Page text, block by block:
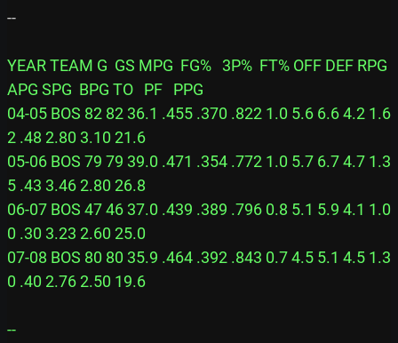
--
YEAR TEAM G  GS MPG  FG%   3P%  FT% OFF DEF RPG
APG SPG  BPG TO   PF   PPG
04-05 BOS 82 82 36.1 .455 .370 .822 1.0 5.6 6.6 4.2 1.6
2 .48 2.80 3.10 21.6
05-06 BOS 79 79 39.0 .471 .354 .772 1.0 5.7 6.7 4.7 1.3
5 .43 3.46 2.80 26.8
06-07 BOS 47 46 37.0 .439 .389 .796 0.8 5.1 5.9 4.1 1.0
0 .30 3.23 2.60 25.0
07-08 BOS 80 80 35.9 .464 .392 .843 0.7 4.5 5.1 4.5 1.3
0 .40 2.76 2.50 19.6